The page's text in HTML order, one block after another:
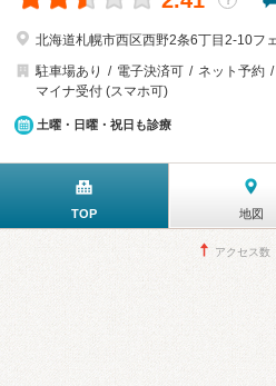
北海道札幌市西区西野2条6丁目2-10フ
駐車場あり
電子決済可 ネット予約
マイナ受付 (スマホ可)
土曜・日曜・祝日も診療
TOP 地図
アクセス